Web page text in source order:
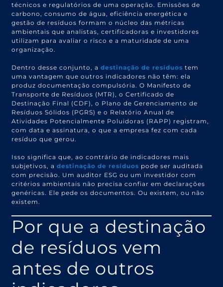
técnicos e regulatórios de uma operação. Emissões de
carbono, consumo de água, eficiência energética e
gestão de resíduos formam o núcleo das métricas
ambientais que analistas, certificadoras e investidores
utilizam para avaliar o risco e a maturidade de uma
organização.
Dentro desse conjunto, adestinação de resíduos tem
uma vantagem que outros indicadores não têm: ela
produz documentação compulsória. O Manifesto de
Transporte de Resíduos (MTR), o Certificado de
Destinação Final (CDF), o Plano de Gerenciamento de
Resíduos Sólidos (PGRS) e o Relatório Anual de
Atividades Potencialmente Poluidoras (RAPP) registram,
com data e assinatura, o que a empresa fez com cada
resíduo que gerou.
Isso significa que, ao contrário de indicadores mais
subjetivos, adestinação de resíduos pode ser auditada
com precisão. Um auditor ESG ou um investidor com
critérios ambientais não precisa confiar em declarações
genéricas. Ele pede os documentos. Ou existem, ou não
existem.
Por que a destinação
de resíduos vem
antes de outros